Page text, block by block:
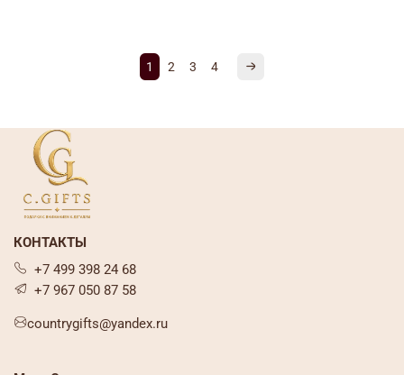
1 2 3 4
КОНТАКТЫ
+7 499 398 24 68
+7 967 050 87 58
countrygifts@yandex.ru